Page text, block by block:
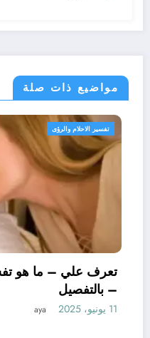
مواضيع ذات صلة
الاحلام والرؤى
علي – ما هو تأويل ابن